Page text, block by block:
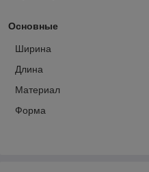
Основные
Ширина
Длина
Материал
Форма